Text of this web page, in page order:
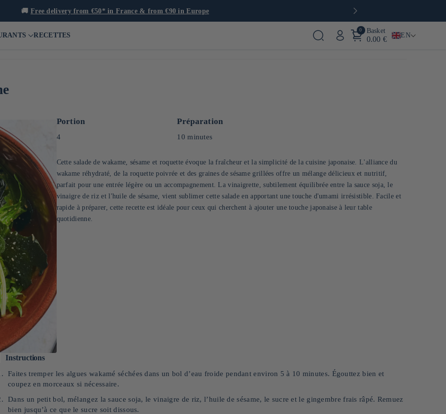
🚚 Free delivery from €50* in France & from €90 in Europe
RECETTES
0 Basket
0.00 € EN
Portion
4
Préparation
10 minutes
Cette salade de wakame, sésame et roquette évoque la fraîcheur et la simplicité de la cuisine japonaise. L'alliance du
wakame réhydraté, de la roquette poivrée et des graines de sésame grillées offre un mélange délicieux et nutritif,
parfait pour une entrée légère ou un accompagnement. La vinaigrette, subtilement équilibrée entre la sauce soja, le
vinaigre de riz et l'huile de sésame, vient sublimer cette salade en apportant une touche d'umami irrésistible. Facile et
rapide à préparer, cette recette est idéale pour ceux qui cherchent à ajouter une touche japonaise à leur table
quotidienne.
Instructions
Faites tremper les algues wakamé séchées dans un bol d’eau froide pendant environ 5 à 10 minutes. Égouttez bien et
coupez en morceaux si nécessaire.
Dans un petit bol, mélangez la sauce soja, le vinaigre de riz, l’huile de sésame, le sucre et le gingembre frais râpé. Remuez
bien jusqu’à ce que le sucre soit dissous.